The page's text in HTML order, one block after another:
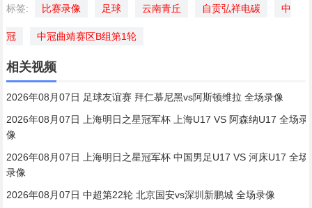
标签: 比赛录像 足球 云南青丘 自贡弘祥电碳 中
冠 中冠曲靖赛区B组第1轮
相关视频
2026年08月07日 足球友谊赛 拜仁慕尼黑vs阿斯顿维拉 全场录像
2026年08月07日 上海明日之星冠军杯 上海U17 VS 阿森纳U17 全场录
像
2026年08月07日 上海明日之星冠军杯 中国男足U17 VS 河床U17 全场
录像
2026年08月07日 中超第22轮 北京国安vs深圳新鹏城 全场录像